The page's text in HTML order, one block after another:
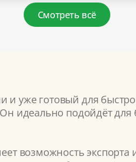
Смотреть всё
уже готовый для
идеально подойдёт для
возможность